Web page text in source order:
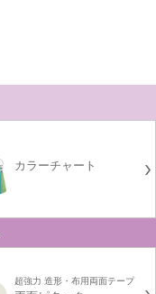
カラーチャート
超強力 造形・布用両面テープ